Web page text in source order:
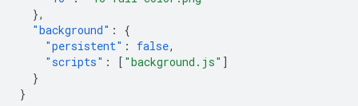
},
"background" :
{
"persistent" : false,
"scripts" : [ "background.js" ]
}
}